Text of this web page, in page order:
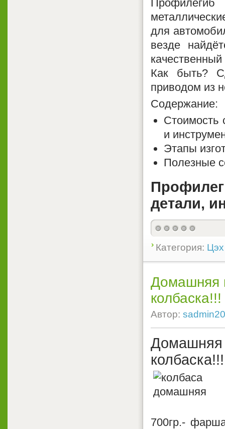
для
везде
Как быть?
приводом из
Содержание:
Стоимость
и
Этапы
Полезные
детали,
Категория:
Домашняя
колбаска!!!
Автор:
Домашняя
колбаска!!!
700гр.-